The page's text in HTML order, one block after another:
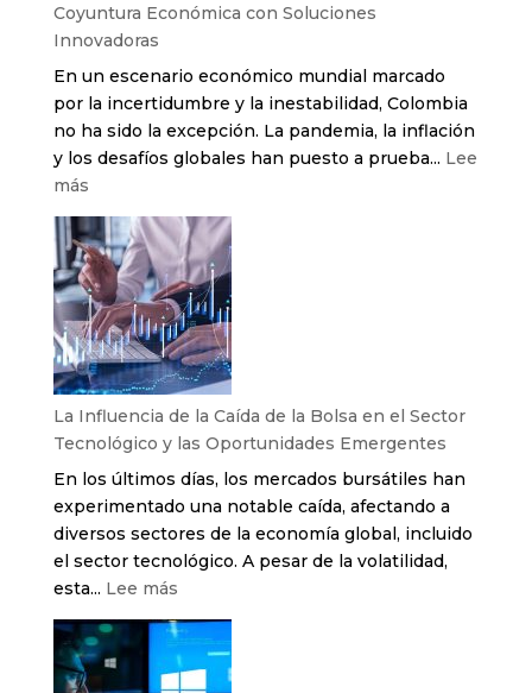
áreas
de
TI
Coyuntura Económica con Soluciones
Innovadoras
En un escenario económico mundial marcado
por la incertidumbre y la inestabilidad, Colombia
no ha sido la excepción. La pandemia, la inflación
y los desafíos globales han puesto a prueba... Lee
más:
Tecnología
en
Colombia:
Un
Alivio
a
Económica
con
Soluciones
Innovadoras
La Influencia de la Caída de la Bolsa en el Sector
Tecnológico y las Oportunidades Emergentes
En los últimos días, los mercados bursátiles han
experimentado una notable caída, afectando a
diversos sectores de la economía global, incluido
el sector tecnológico. A pesar de la volatilidad,
esta... Lee más:
Influencia
de